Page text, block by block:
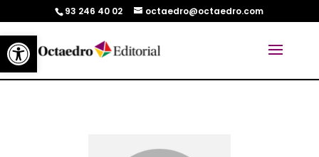
Abrir barra de herramientas
93 246 40 02 octaedro@octaedro.com